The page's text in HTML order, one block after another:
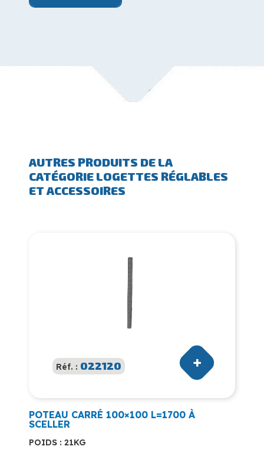
AUTRES PRODUITS DE LA
CATÉGORIE LOGETTES RÉGLABLES
ET ACCESSOIRES
Réf. : 022120
POTEAU CARRÉ 100×100 L=1700 À
SCELLER
POIDS : 21KG